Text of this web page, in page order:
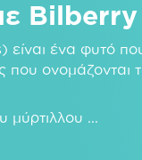
Bilberry
ένα φυτό
που
μύρτιλλου ...